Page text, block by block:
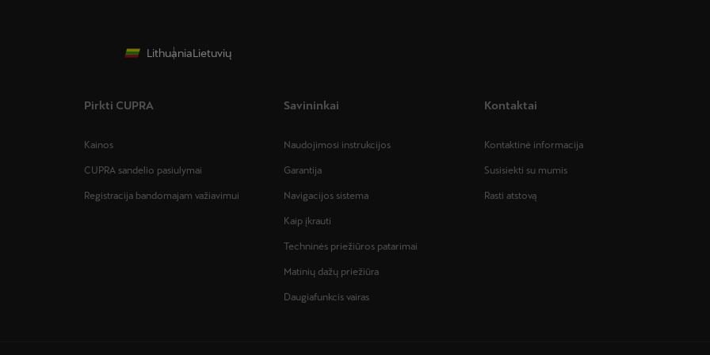
LithuaniaLietuvių
Pirkti CUPRA
Kainos
CUPRA sandelio pasiulymai
Registracija bandomajam važiavimui
Savininkai
Naudojimosi instrukcijos
Garantija
Navigacijos sistema
Kaip įkrauti
Techninės priežiūros patarimai
Matinių dažų priežiūra
Daugiafunkcis vairas
Kontaktai
Kontaktinė informacija
Susisiekti su mumis
Rasti atstovą